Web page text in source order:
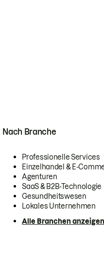
Nach Branche
Professionelle Services
Einzelhandel & E-
Agenturen
SaaS & B2B-Technologie
Gesundheitswesen
Lokales Unternehmen
Alle Branchen anzeigen